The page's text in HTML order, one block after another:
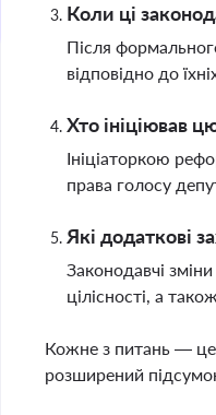
Коли ці
Після
відповідно до
Хто ініціював
Ініціаторкою
права голосу
Які додаткові
Законодавчі
цілісності, а
Кожне з питань — це
розширений